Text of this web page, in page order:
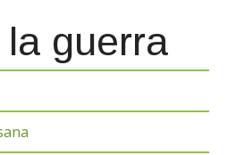
guerra